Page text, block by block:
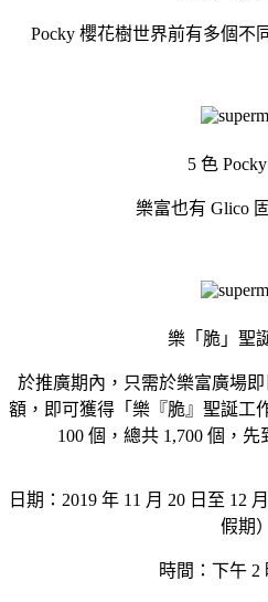
Pocky 櫻花樹世界前有多個不
5 色
樂富也有 Glico
樂「脆」聖
於推廣期內，只需於樂富廣場
額，即可獲得「樂『脆』聖誕工
100 個，總共 1,700 個，先
日期：2019 年 11 月 20 日至 12
假期）
時間：下午 2